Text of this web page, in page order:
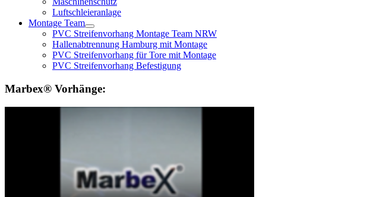
Luftschleieranlage
Montage Team
PVC Streifenvorhang Montage Team NRW
Hallenabtrennung Hamburg mit Montage
PVC Streifenvorhang für Tore mit Montage
PVC Streifenvorhang Befestigung
Marbex® Vorhänge: